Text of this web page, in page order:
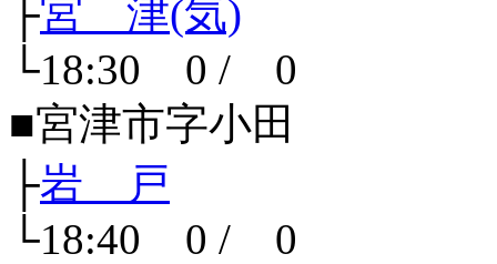
├宮 津(気)
└18:30 0 / 0
■宮津市字小田
├岩 戸
└18:40 0 / 0